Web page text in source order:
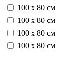
100 х 80 см
100 х 80 см
100 х 80 см
100 х 80 см